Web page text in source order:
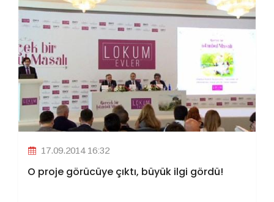
17.09.2014 16:32
O proje görücüye çıktı, büyük ilgi gördü!